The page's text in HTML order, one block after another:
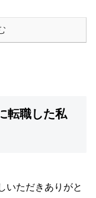
転職した私
いただきありがと